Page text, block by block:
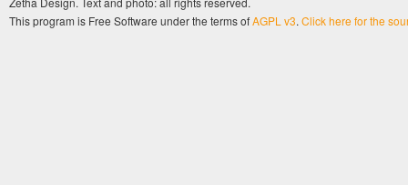
This program is Free Software under the terms ofAGPL v3. Click here for the